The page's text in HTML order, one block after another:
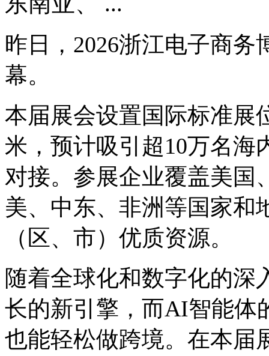
昨日，2026浙江电子商
幕。
本届展会设置国际标准展
米，预计吸引超10万名海
对接。参展企业覆盖美国
美、中东、非洲等国家和
（区、市）优质资源。
随着全球化和数字化的深
长的新引擎，而AI智能体
也能轻松做跨境。在本届